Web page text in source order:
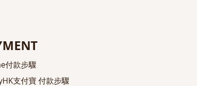
付款步驟
支付寶付款步驟